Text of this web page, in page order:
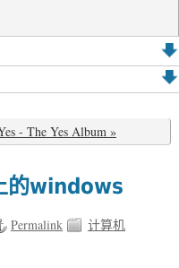
- The Yes Album »
的windows
Permalink
计算机